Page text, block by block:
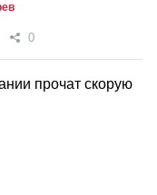
0
прочат скорую